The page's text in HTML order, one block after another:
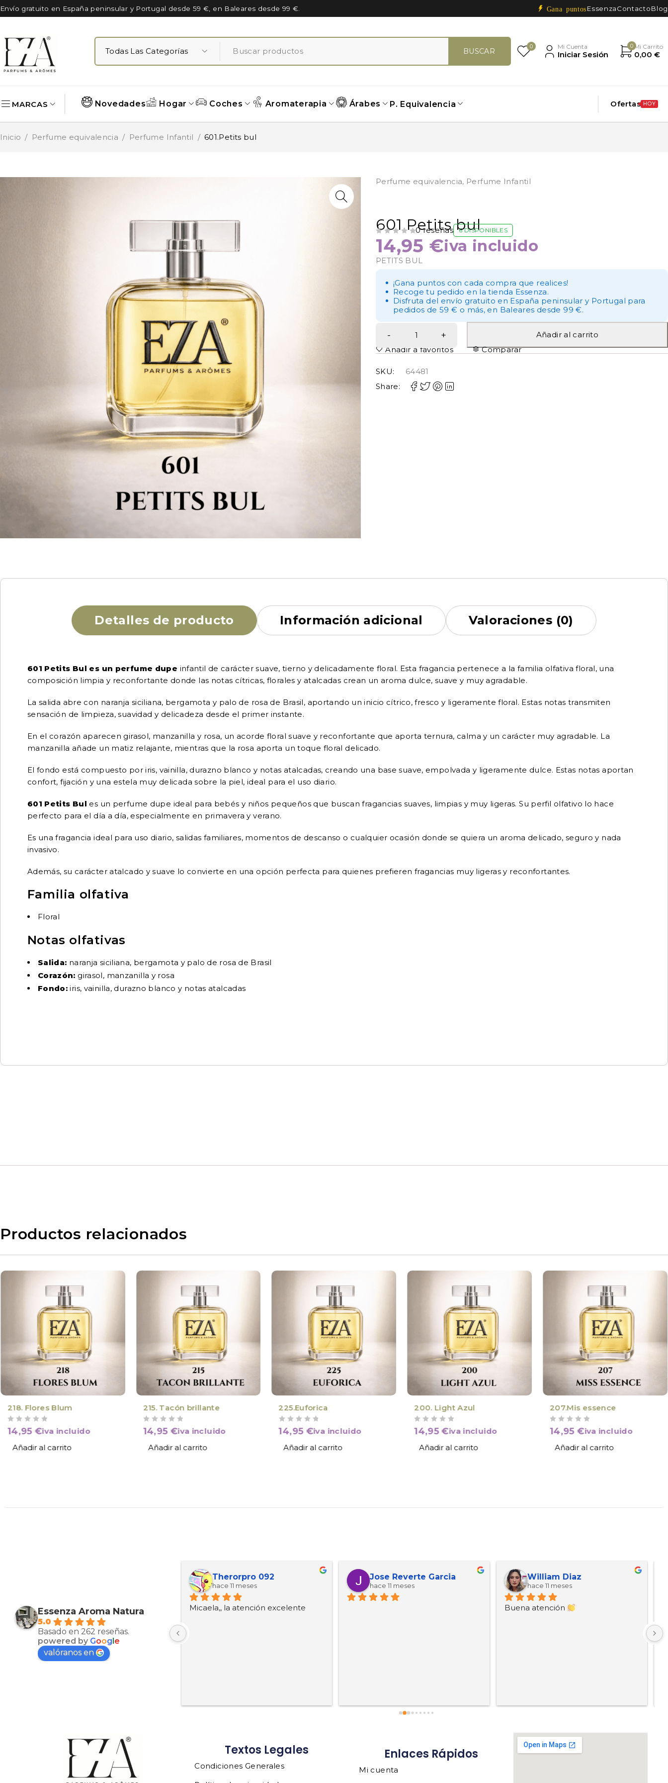
Envío gratuito en España peninsular y Portugal desde 59 €, en Baleares desde 99 €. Gana puntos EssenzaContactoBlog
0 Mi Cuenta
Iniciar Sesión
0 Mi Carrito
0,00 €
MARCAS Novedades Hogar Coches Aromaterapia Árabes P. Equivalencia Ofertas HOY
Inicio / Perfume equivalencia / Perfume Infantil / 601.Petits bul
Perfume equivalencia, Perfume Infantil
601.Petits bul
0 reseñas 6 DISPONIBLES
14,95 €iva incluido
PETITS BUL
¡Gana puntos con cada compra que realices!
Recoge tu pedido en la tienda Essenza.
Disfruta del envío gratuito en España peninsular y Portugal para
pedidos de 59 € o más, en Baleares desde 99 €.
Añadir al carrito
Añadir a favoritos
Comparar
SKU:
64481
Share:
Detalles de producto Información adicional Valoraciones (0)
601 Petits Bul es un perfume dupe infantil de carácter suave, tierno y delicadamente floral. Esta fragancia pertenece a la familia olfativa floral, una
composición limpia y reconfortante donde las notas cítricas, florales y atalcadas crean un aroma dulce, suave y muy agradable.
La salida abre con naranja siciliana, bergamota y palo de rosa de Brasil, aportando un inicio cítrico, fresco y ligeramente floral. Estas notas transmiten
sensación de limpieza, suavidad y delicadeza desde el primer instante.
En el corazón aparecen girasol, manzanilla y rosa, un acorde floral suave y reconfortante que aporta ternura, calma y un carácter muy agradable. La
manzanilla añade un matiz relajante, mientras que la rosa aporta un toque floral delicado.
El fondo está compuesto por iris, vainilla, durazno blanco y notas atalcadas, creando una base suave, empolvada y ligeramente dulce. Estas notas aportan
confort, fijación y una estela muy delicada sobre la piel, ideal para el uso diario.
601 Petits Bul es un perfume dupe ideal para bebés y niños pequeños que buscan fragancias suaves, limpias y muy ligeras. Su perfil olfativo lo hace
perfecto para el día a día, especialmente en primavera y verano.
Es una fragancia ideal para uso diario, salidas familiares, momentos de descanso o cualquier ocasión donde se quiera un aroma delicado, seguro y nada
invasivo.
Además, su carácter atalcado y suave lo convierte en una opción perfecta para quienes prefieren fragancias muy ligeras y reconfortantes.
Familia olfativa
Floral
Notas olfativas
Salida: naranja siciliana, bergamota y palo de rosa de Brasil
Corazón: girasol, manzanilla y rosa
Fondo: iris, vainilla, durazno blanco y notas atalcadas
Productos relacionados
218. Flores Blum
14,95€iva incluido
Añadir al carrito
215. Tacón brillante
14,95€iva incluido
Añadir al carrito
225.Euforica
14,95 €iva incluido
Añadir al carrito
200. Light Azul
14,95€iva incluido
Añadir al carrito
207.Mis essence
14,95€iva incluido
Añadir al carrito
Essenza Aroma Natura
5.0
Basado en 262 reseñas.
powered by Google
valóranos en
Muy bien productos
Therorpro 092
hace 11 meses
Micaela,, la atención excelente
Jose Reverte Garcia
hace 11 meses
William Diaz
hace 11 meses
Buena atención
Textos Legales
Condiciones Generales
Enlaces Rápidos
Mi cuenta